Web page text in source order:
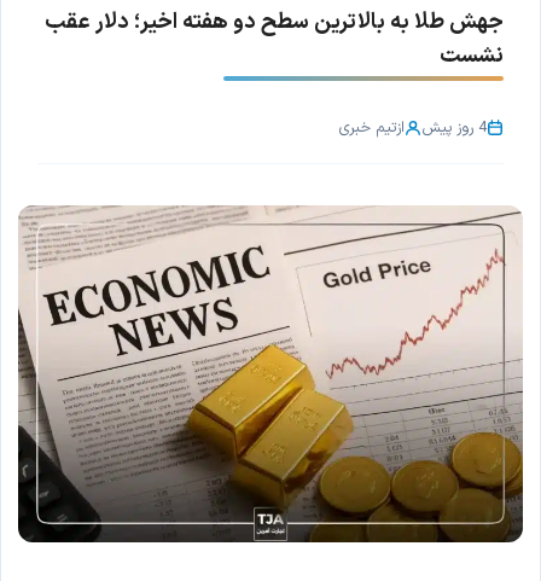
جهش طلا به بالاترین سطح دو هفته اخیر؛ دلار عقب
نشست
4 روز پیش ازتیم خبری